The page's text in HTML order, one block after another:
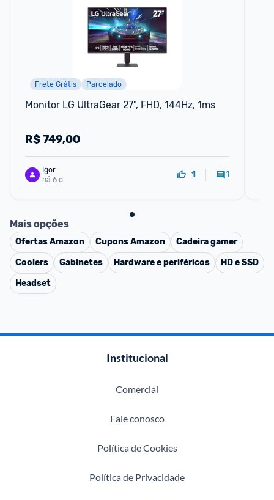
Frete Grátis Parcelado
Monitor LG UltraGear 27", FHD, 144Hz, 1ms
R$749,00
Igor
há 6 d
1 1
Mais opções
OfertasAmazon CuponsAmazon
Cadeira gamer
Coolers
Gabinetes Hardware e periféricos
HD e SSD
Headset
Institucional
Comercial
Fale conosco
Política de Cookies
Política de Privacidade